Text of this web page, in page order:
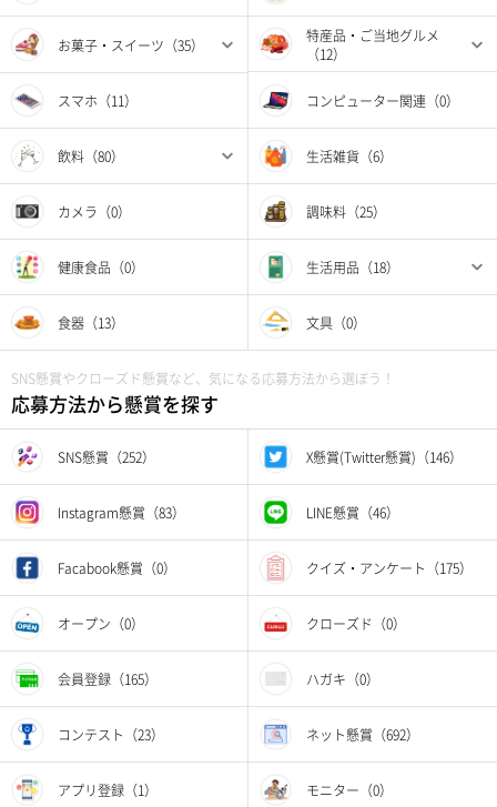
お菓子・スイーツ（35）
特産品・ご当地グルメ
（12）
スマホ（11） コンピューター関連（0）
飲料（80） 生活雑貨（6）
カメラ（0） 調味料（25）
健康食品（0） 生活用品（18）
食器（13） 文具（0）
SNS懸賞やクローズド懸賞など、気になる応募方法から選ぼう！
応募方法から懸賞を探す
SNS懸賞（252） X懸賞(Twitter懸賞)（146）
Instagram懸賞（83） LINE懸賞（46）
Facabook懸賞（0） クイズ・アンケート（175）
オープン（0） クローズド（0）
会員登録（165） ハガキ（0）
コンテスト（23） ネット懸賞（692）
アプリ登録（1） モニター（0）